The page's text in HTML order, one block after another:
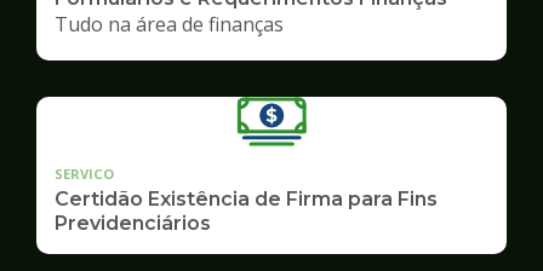
Tudo na área de finanças
SERVICO
Certidão Existência de Firma para Fins
Previdenciários